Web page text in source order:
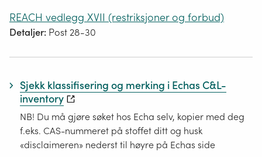
REACH vedlegg XVII (restriksjoner og forbud)
Detaljer: Post 28-30
Sjekk klassifisering og merking i Echas C&L-
inventory
NB! Du må gjøre søket hos Echa selv, kopier med deg
f.eks. CAS-nummeret på stoffet ditt og husk
«disclaimeren» nederst til høyre på Echas side